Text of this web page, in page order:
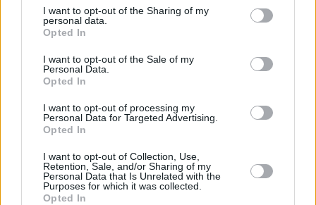
I want to opt-out of the Sharing of my
personal data.
Opted In
I want to opt-out of the Sale of my
Personal Data.
Opted In
I want to opt-out of processing my
Personal Data for Targeted Advertising.
Opted In
I want to opt-out of Collection, Use,
Retention, Sale, and/or Sharing of my
Personal Data that Is Unrelated with the
Purposes for which it was collected.
Opted In
Αποθήκη δεμάτων Καβάλας
2510 232267
Σταθμαρχείο Χρυσούπολης
Σταθμαρχείο Ελευθερούπολης
Σταθμαρχείο Θάσου
25930 22162
Σταθμαρχείο Αθηνών
210 5129407
Σταθμαρχείο Θεσσαλονίκης
Τουριστικό γραφείο ΚΤΕΛ
Καβάλας Α.Ε. (Οργανωμένα
ταξίδια & μίσθωση
πούλμαν)
2510 833744
2510 310090